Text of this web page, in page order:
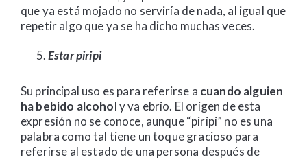
que ya está mojado no serviría de nada, al igual que
repetir algo que ya se ha dicho muchas veces.
Estar piripi
Su principal uso es para referirse a cuando alguien
ha bebido alcohol y va ebrio. El origen de esta
expresión no se conoce, aunque “piripi” no es una
palabra como tal tiene un toque gracioso para
referirse al estado de una persona después de